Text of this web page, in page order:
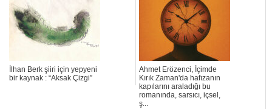
İlhan Berk şiiri için yepyeni
bir kaynak : “Aksak Çizgi”
Ahmet Erözenci, İçimde
Kırık Zaman'da hafızanın
kapılarını araladığı bu
romanında, sarsıcı, içsel,
ş...